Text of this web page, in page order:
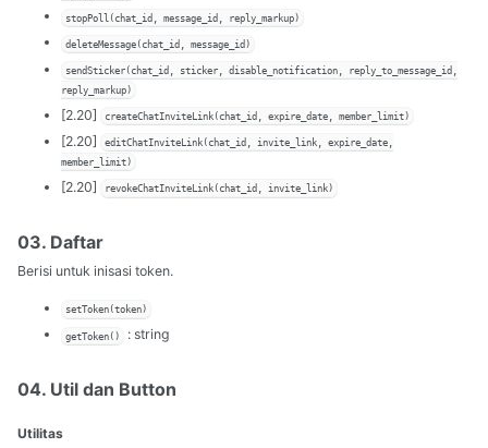
stopPoll(chat_id, message_id, reply_markup)
deleteMessage(chat_id, message_id)
sendSticker(chat_id, sticker, disable_notification, reply_to_message_id,
reply_markup)
[2.20] createChatInviteLink(chat_id, expire_date, member_limit)
[2.20]
editChatInviteLink(chat_id, invite_link, expire_date,
member_limit)
[2.20] revokeChatInviteLink(chat_id, invite_link)
03. Daftar
Berisi untuk inisasi token.
setToken(token)
getToken() : string
04. Util dan Button
Utilitas